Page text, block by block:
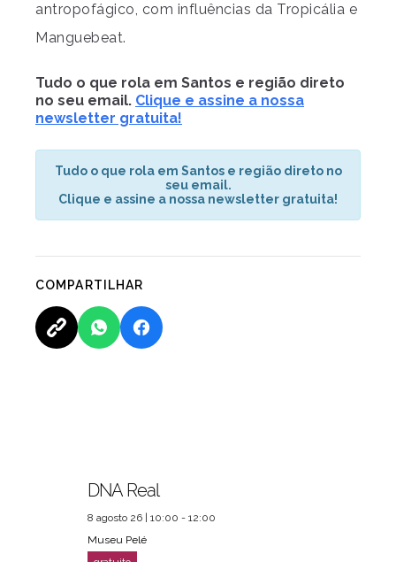
antropofágico, com influências da Tropicália e
Manguebeat.
Tudo o que rola em Santos e região direto
no seu email. Clique e assine a nossa
newsletter gratuita!
Tudo o que rola em Santos e região direto no
seu email.
Clique e assine a nossa newsletter gratuita!
COMPARTILHAR
DNA Real
8 agosto 26 | 10:00 - 12:00
Museu Pelé